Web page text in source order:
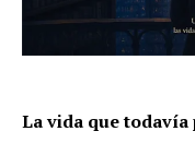
La vida que todavía